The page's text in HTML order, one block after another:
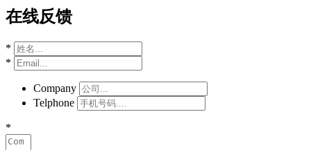
在线反馈
*
*
Company
Telphone
*